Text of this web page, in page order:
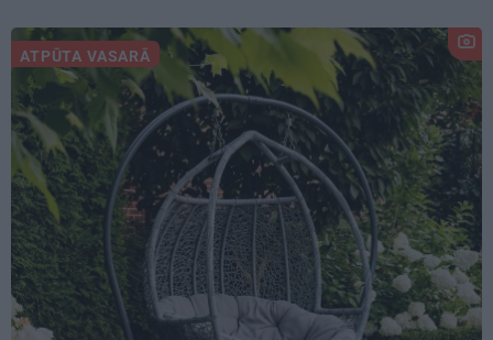
ATPŪTA VASARĀ